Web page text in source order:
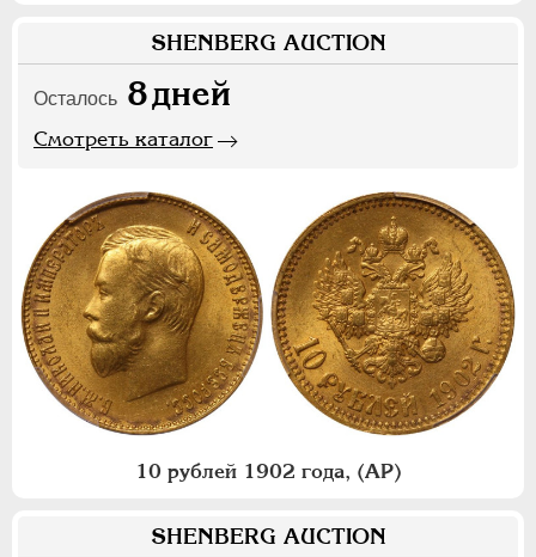
SHENBERG AUCTION
Осталось 8дней
Смотреть каталог
10 рублей 1902 года, (АР)
SHENBERG AUCTION